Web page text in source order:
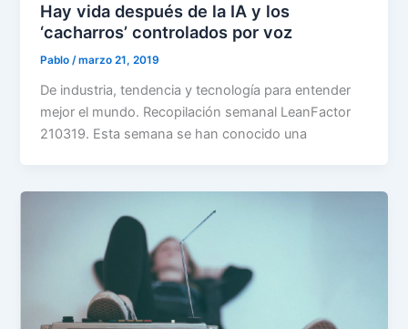
Hay vida después de la IA y los
‘cacharros’ controlados por voz
Pablo/marzo 21, 2019
De industria, tendencia y tecnología para entender
mejor el mundo. Recopilación semanal LeanFactor
210319. Esta semana se han conocido una